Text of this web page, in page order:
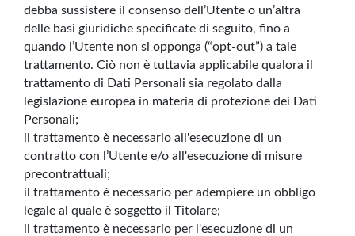
debba sussistere il consenso dell’Utente o un’altra
delle basi giuridiche specificate di seguito, fino a
quando l’Utente non si opponga (“opt-out”) a tale
trattamento. Ciò non è tuttavia applicabile qualora il
trattamento di Dati Personali sia regolato dalla
legislazione europea in materia di protezione dei Dati
Personali;
il trattamento è necessario all'esecuzione di un
contratto con l’Utente e/o all'esecuzione di misure
precontrattuali;
il trattamento è necessario per adempiere un obbligo
legale al quale è soggetto il Titolare;
il trattamento è necessario per l'esecuzione di un